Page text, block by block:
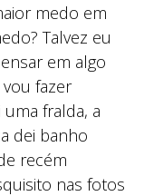
medo em
Talvez eu
em algo
fazer
fralda, a
dei banho
recém
nas fotos